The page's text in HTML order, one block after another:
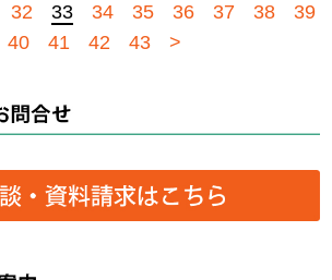
32 33 34 35 36 37 38
39
40
41 42 43 >